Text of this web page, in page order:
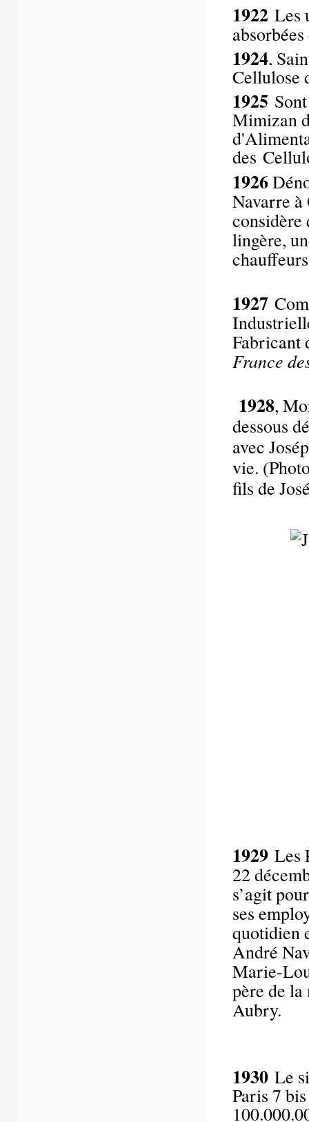
1922 Les
1924,
Cellulose
1925
Mimizan
des
1926
Navarre
considère
lingère,
1927
Fabricant
France
1928,
dessous
avec
vie.
fils de
1929 Les
22
s’agit
ses
quotidien
André
Marie-
père de
Aubry.
1930 Le
Paris 7